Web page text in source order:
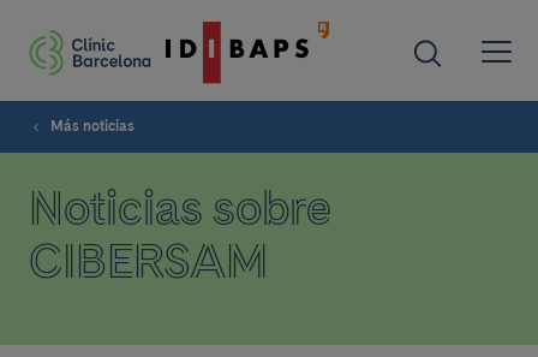
Más noticias
Noticias sobre
CIBERSAM